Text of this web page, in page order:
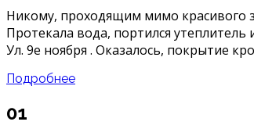
Никому, проходящим мимо красивого
Протекала вода, портился
Ул. 9е ноября . Оказалось, покрытие
Подробнее
01